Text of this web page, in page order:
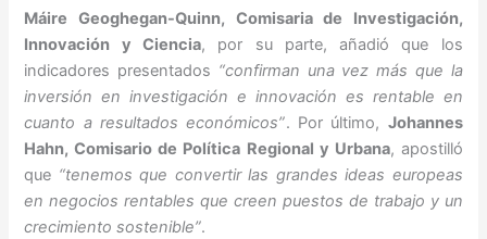
Máire Geoghegan-Quinn, Comisaria de Investigación,
Innovación y Ciencia, por su parte, añadió que los
indicadores presentados “confirman una vez más que la
inversión en investigación e innovación es rentable en
cuanto a resultados económicos”. Por último, Johannes
Hahn, Comisario de Política Regional y Urbana, apostilló
que “tenemos que convertir las grandes ideas europeas
en negocios rentables que creen puestos de trabajo y un
crecimiento sostenible”.